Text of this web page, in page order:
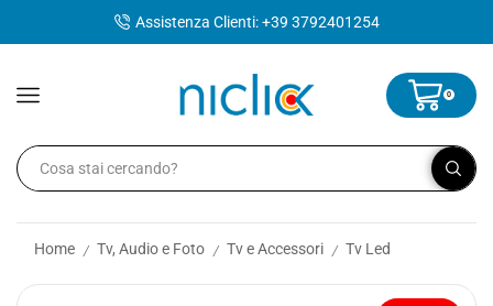
Assistenza Clienti: +39 3792401254
0
Home / Tv, Audio e Foto / Tv e Accessori / Tv Led